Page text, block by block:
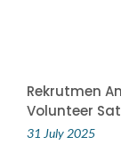
Rekrutmen
Volunteer
31 July 2025